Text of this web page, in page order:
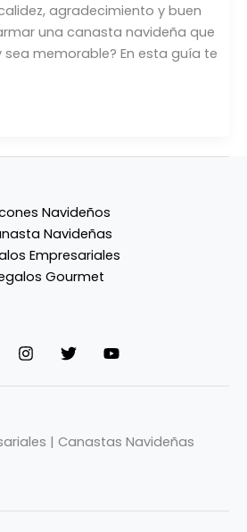
agradecimiento y buen
una canasta navideña que
memorable? En esta guía te
Navideños
Navideñas
Empresariales
Gourmet
| Canastas Navideñas